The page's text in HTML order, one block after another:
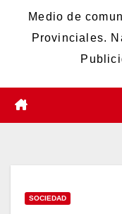
Medio de
Provinciales.
SOCIEDAD